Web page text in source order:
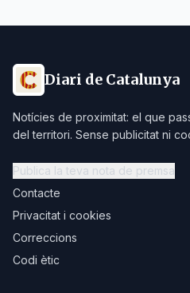
Diari de Catalunya
Notícies de proximitat: el que
del territori. Sense publicitat ni
Publica la teva nota de premsa
Contacte
Privacitat i cookies
Correccions
Codi ètic